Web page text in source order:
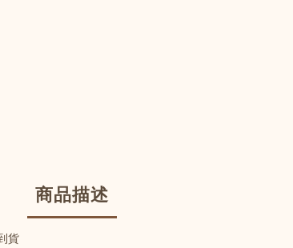
商品描述
貨